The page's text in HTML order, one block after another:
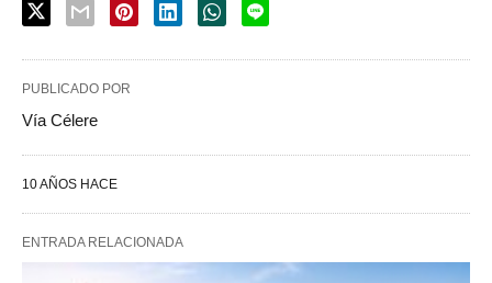
PUBLICADO POR
Vía Célere
10 AÑOS HACE
ENTRADA RELACIONADA